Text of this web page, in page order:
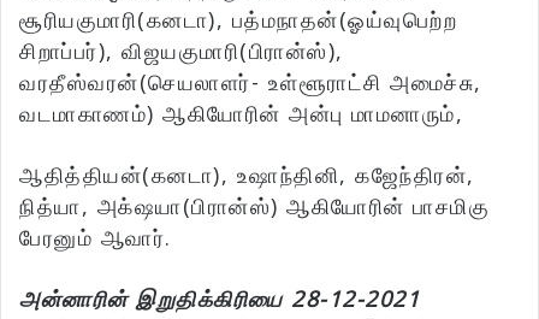
சூரியகுமாரி(கனடா), பத்மநாதன்(ஓய்வுபெற்ற
சிறாப்பர்), விஜயகுமாரி(பிரான்ஸ்),
வரதீஸ்வரன்(செயலாளர்- உள்ளூராட்சி அமைச்சு,
வடமாகாணம்) ஆகியோரின் அன்பு மாமனாரும்,
ஆதித்தியன்(கனடா), உஷாந்தினி, கஜேந்திரன்,
நித்யா, அக்‌ஷயா(பிரான்ஸ்) ஆகியோரின் பாசமிகு
பேரனும் ஆவார்.
அன்னாரின் இறுதிக்கிரியை 28-12-2021